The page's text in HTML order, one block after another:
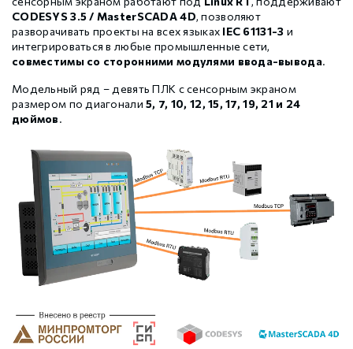
CODESYS 3.5 / MasterSCADA 4D, позволяют
разворачивать проекты на всех языках IEC 61131-3 и
интегрироваться в любые промышленные сети,
совместимы со сторонними модулями ввода-вывода.
Модельный ряд – девять ПЛК с сенсорным экраном
размером по диагонали5, 7, 10, 12, 15, 17, 19, 21 и 24
дюймов.
Стабур
Xinje XG
Xinje XP (PLC+HMI)
Xinje HVAC
Беспроводное оборудование WoMaster
SFP модули WoMaster
Xinje Аксессуары
Серводрайверы Xinje DL6 Высокоточные
Серводвигатели Xinje MS6
Серводвигатели Xinje MF3
Аксессуары Xinje
Шаговые драйверы Xinje DP3L (высоковольтные
импульсные с разомкнутым контуром)
Шаговые драйверы Xinje DP3S (Modbus RTU, с
Шаговые драйверы Xinje DP3SL (Modbus RTU, с
Шаговые двигатели MP3 с замкнутым контуром
управления
Шаговые двигатели MP3 с разомкнутым контуром
управления